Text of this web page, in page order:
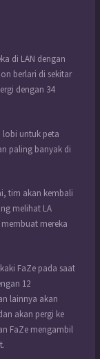
di LAN dengan
berlari di sekitar
dengan 34
lobi untuk peta
paling banyak di
tim akan kembali
melihat LA
mereka
FaZe pada saat
12
lainnya akan
akan pergi ke
FaZe mengambil